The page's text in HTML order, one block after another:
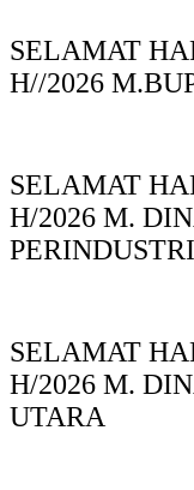
SELAMAT
H//2026
SELAMAT
H/2026 M.
SELAMAT
H/2026 M.
UTARA